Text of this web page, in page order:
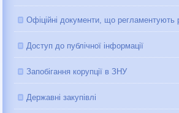
Офіційні документи, що регламентують
Доступ до публічної інформації
Запобігання корупції в ЗНУ
Державні закупівлі